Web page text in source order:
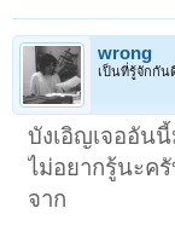
wrong
เป็นที่รู้จักกัน
บังเอิญเจออัน
ไม่อยากรู้นะค
จาก